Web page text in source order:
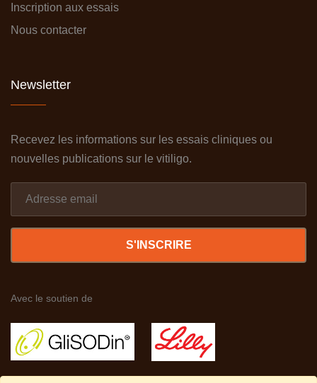
Inscription aux essais
Nous contacter
Newsletter
Recevez les informations sur les essais cliniques ou
nouvelles publications sur le vitiligo.
S'INSCRIRE
Avec le soutien de